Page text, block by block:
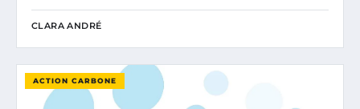
CLARA ANDRÉ
ACTION CARBONE